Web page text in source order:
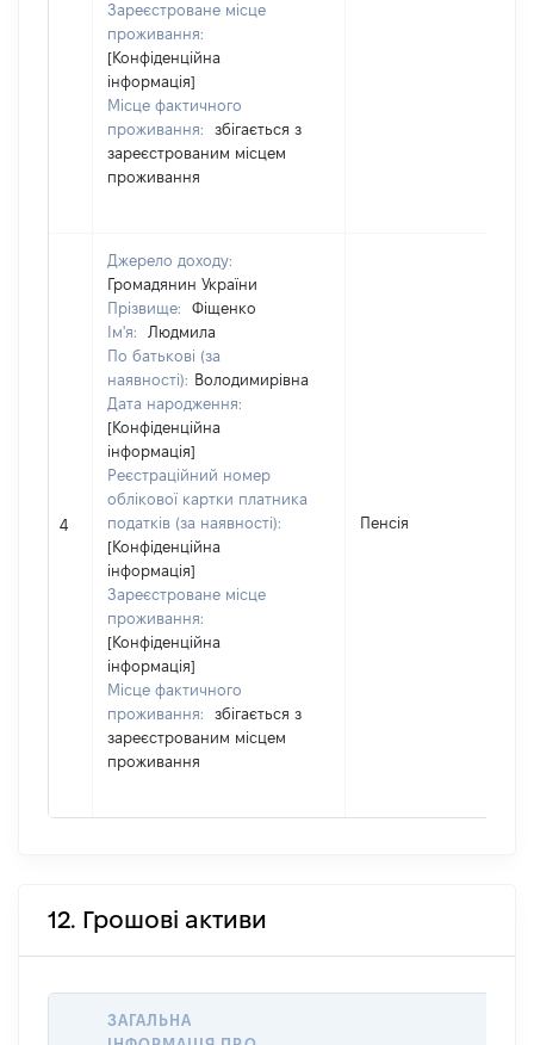
Зареєстроване місце
проживання:
[Конфіденційна
інформація]
Місце фактичного
проживання:
збігається з
зареєстрованим місцем
проживання
4
Джерело доходу:
Громадянин України
Прізвище:
Фіщенко
Ім'я:
Людмила
По батькові (за
наявності): Володимирівна
Дата народження:
[Конфіденційна
інформація]
Реєстраційний номер
облікової картки платника
податків (за наявності):
[Конфіденційна
інформація]
Зареєстроване місце
проживання:
[Конфіденційна
інформація]
Місце фактичного
проживання:
збігається з
зареєстрованим місцем
проживання
Пенсія
12. Грошові активи
ЗАГАЛЬНА